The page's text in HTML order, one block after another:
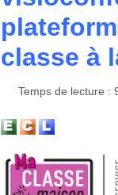
classe à
Temps de lecture :